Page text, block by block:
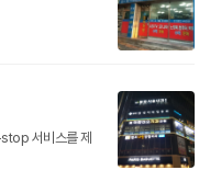
서비스를 제